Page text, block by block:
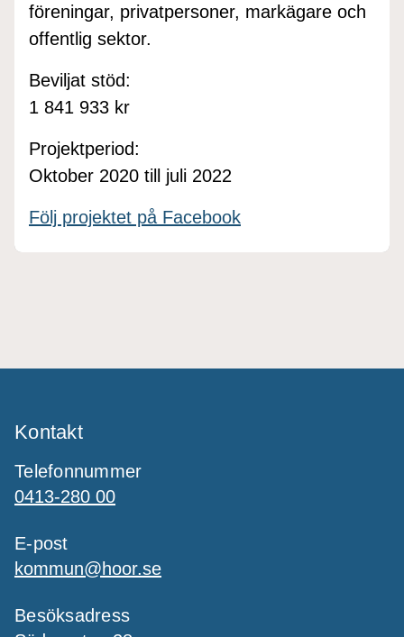
föreningar, privatpersoner, markägare och
offentlig sektor.
Beviljat stöd:
1 841 933 kr
Projektperiod:
Oktober 2020 till juli 2022
Följ projektet på Facebook
Kontakt
Telefonnummer
0413-280 00
E-post
kommun@hoor.se
Besöksadress